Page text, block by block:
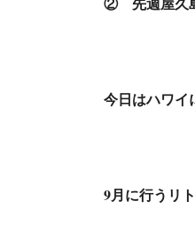
今日はハワイ
9月に行うリ